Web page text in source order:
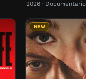
2026 · Documentario
NEW